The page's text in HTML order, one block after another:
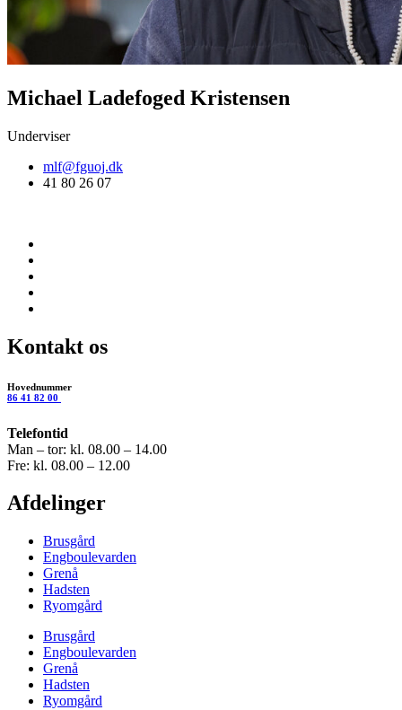
Michael Ladefoged Kristensen
Underviser
mlf@fguoj.dk
41 80 26 07
Kontakt os
Hovednummer
86 41 82 00
Telefontid
Man – tor: kl. 08.00 – 14.00
Fre: kl. 08.00 – 12.00
Afdelinger
Brusgård
Engboulevarden
Grenå
Hadsten
Ryomgård
Brusgård
Engboulevarden
Grenå
Hadsten
Ryomgård